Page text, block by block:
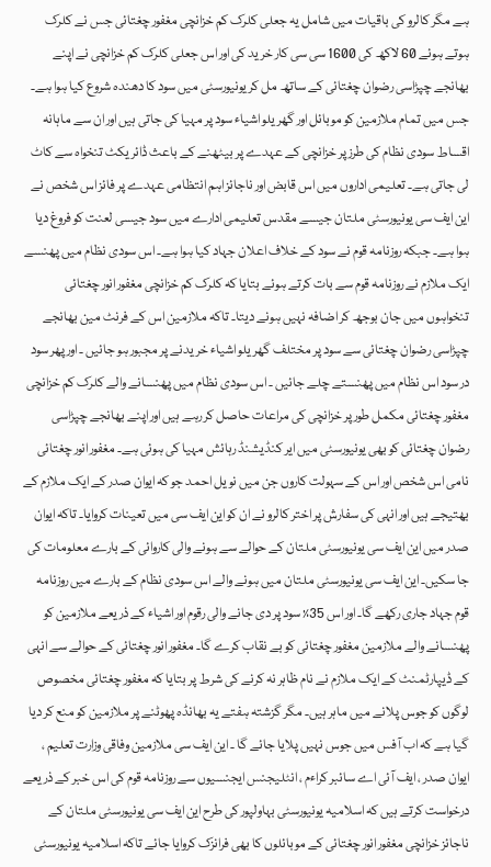
ہے مگر کالرو کی باقیات میں شامل یہ جعلی کلرک کم خزانچی مغفور چغتائی جس نے کلرک
ہوتے ہوئے 60 لاکھ کی 1600 سی سی کار خرید کی اور اس جعلی کلرک کم خزانچی نے اپنے
بھانجے چپڑاسی رضوان چغتائی کے ساتھ مل کر یونیورسٹی میں سود کا دھندہ شروع کیا ہوا ہے۔
جس میں تمام ملازمین کو موبائل اور گھریلو اشیاء سود پر مہیا کی جاتی ہیں اور ان سے ماہانہ
اقساط سودی نظام کی طرز پر خزانچی کے عہدے پر بیٹھنے کے باعث ڈائریکٹ تنخواہ سے کاٹ
لی جاتی ہے۔ تعلیمی اداروں میں اس قابض اور ناجائز اہم انتظامی عہدے پر فائز اس شخص نے
این ایف سی یونیورسٹی ملتان جیسے مقدس تعلیمی ادارے میں سود جیسی لعنت کو فروغ دیا
ہوا ہے۔ جبکہ روزنامہ قوم نے سود کے خلاف اعلان جہاد کیا ہوا ہے۔ اس سودی نظام میں پھنسے
ایک ملازم نے روزنامہ قوم سے بات کرتے ہوئے بتایا کہ کلرک کم خزانچی مغفور انور چغتائی
تنخواہوں میں جان بوجھ کر اضافہ نہیں ہونے دیتا۔ تاکہ ملازمین اس کے فرنٹ مین بھانجے
چپڑاسی رضوان چغتائی سے سود پر مختلف گھریلو اشیاء خریدنے پر مجبور ہو جائیں ۔ اور پھر سود
در سود اس نظام میں پھنستے چلے جائیں ۔ اس سودی نظام میں پھنسانے والے کلرک کم خزانچی
مغفور چغتائی مکمل طور پر خزانچی کی مراعات حاصل کر رہے ہیں اور اپنے بھانجے چپڑاسی
رضوان چغتائی کو بھی یونیورسٹی میں ایر کنڈیشنڈ رہائش مہیا کی ہوئی ہے۔ مغفور انور چغتائی
نامی اس شخص اور اس کے سہولت کاروں جن میں نویل احمد جو کہ ایوان صدر کے ایک ملازم کے
بھتیجے ہیں اور انہی کی سفارش پر اختر کالرو نے ان کو این ایف سی میں تعینات کروایا۔ تاکہ ایوان
صدر میں این ایف سی یونیورسٹی ملتان کے حوالے سے ہونے والی کاروائی کے بارے معلومات کی
جا سکیں۔ این ایف سی یونیورسٹی ملتان میں ہونے والے اس سودی نظام کے بارے میں روزنامہ
قوم جہاد جاری رکھے گا۔ اور اس 35٪ سود پر دی جانے والی رقوم اور اشیاء کے ذریعے ملازمین کو
پھنسانے والے ملازمین مغفور چغتائی کو بے نقاب کرے گا۔ مغفور انور چغتائی کے حوالے سے انہی
کے ڈیپارٹمنٹ کے ایک ملازم نے نام ظاہر نہ کرنے کی شرط پر بتایا کہ مغفور چغتائی مخصوص
لوگوں کو جوس پلانے میں ماہر ہیں۔ مگر گزشتہ ہفتے یہ بھانڈہ پھوٹنے پر ملازمین کو منع کر دیا
گیا ہے کہ اب آفس میں جوس نہیں پلایا جائے گا ۔ این ایف سی ملازمین وفاقی وزارت تعلیم ،
ایوان صدر ، ایف آئی اے سائبر کراءم ، انٹلیجنس ایجنسیوں سے روزنامہ قوم کی اس خبر کے ذریعے
درخواست کرتے ہیں کہ اسلامیہ یونیورسٹی بہاولپور کی طرح این ایف سی یونیورسٹی ملتان کے
ناجائز خزانچی مغفور انور چغتائی کے موبائلوں کا بھی فرانزک کروایا جائے تاکہ اسلامیہ یونیورسٹی